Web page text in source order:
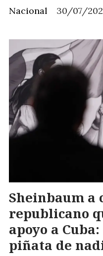
Nacional 30/07/
Sheinbaum a
republicano
apoyo a
piñata de